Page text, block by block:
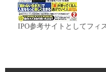
IPO参考サイトとしてフィ